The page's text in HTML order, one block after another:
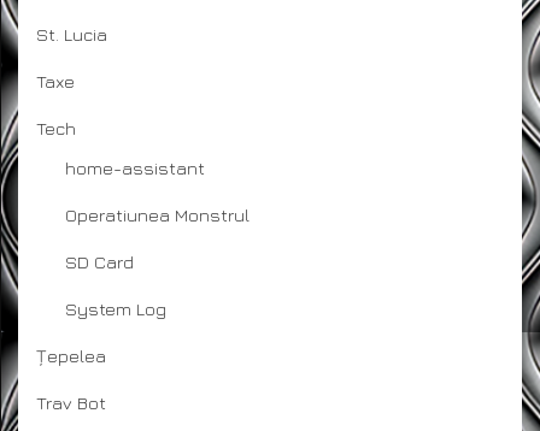
St. Lucia
Taxe
Tech
home-assistant
Operatiunea Monstrul
SD Card
System Log
Țepelea
Trav Bot